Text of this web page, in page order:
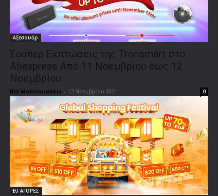
Αξεσουάρ
Σούπερ Εκπτώσεις της Tronsmart στο
Aliexpress Από 11 Νοεμβρίου έως 12
Νοεμβρίου
Bill Mathioudakis - 12 Νοεμβρίου 2021 0
EU ΑΓΟΡΕΣ